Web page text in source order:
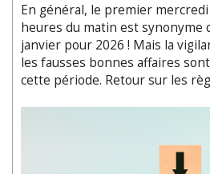
En général, le premier
heures du matin est synonyme
janvier pour 2026 ! Mais la
les fausses bonnes affaires
cette période. Retour sur les